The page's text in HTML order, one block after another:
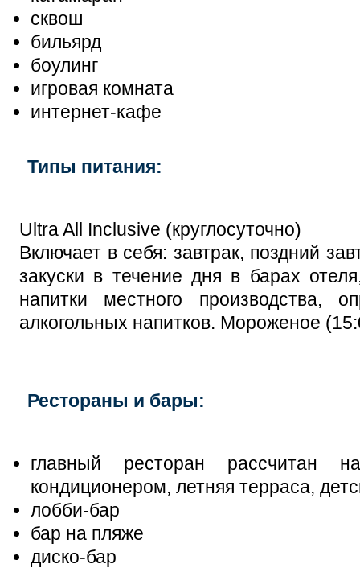
сквош
бильярд
боулинг
игровая комната
интернет-кафе
Типы питания:
Ultra All Inclusive (круглосуточно)
Включает в себя: завтрак, поздний
закуски в течение дня в барах
напитки местного производства,
алкогольных напитков. Мороженое
Рестораны и бары:
главный ресторан рассчитан
кондиционером, летняя терраса,
лобби-бар
бар на пляже
диско-бар